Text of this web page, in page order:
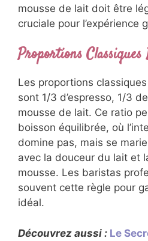
mousse de lait doit être
cruciale pour l’expérience
Proportions Classiques
Les proportions classiques
sont 1/3 d’espresso, 1/3
mousse de lait. Ce ratio
boisson équilibrée, où
domine pas, mais se
avec la douceur du lait et
mousse. Les baristas
souvent cette règle pour
idéal.
Découvrez aussi : Le